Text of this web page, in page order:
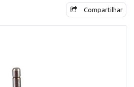
Compartilhar